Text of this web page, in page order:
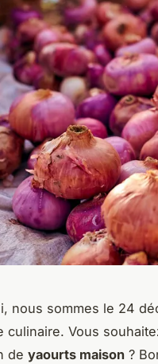
nous sommes le 24
culinaire. Vous
de yaourts maison ?